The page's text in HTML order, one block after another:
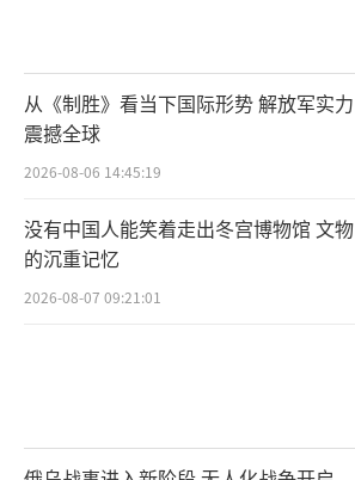
从《制胜》看当下国际形势 解放军实力
震撼全球
2026-08-06 14:45:19
没有中国人能笑着走出冬宫博物馆 文物
的沉重记忆
2026-08-07 09:21:01